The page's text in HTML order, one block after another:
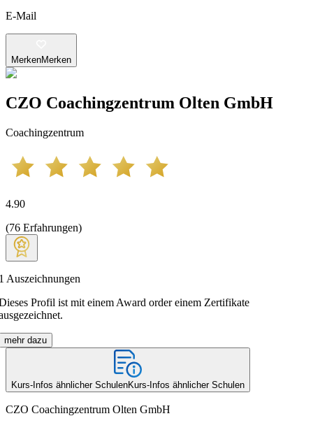
E-Mail
MerkenMerken
CZO Coachingzentrum Olten GmbH
Coachingzentrum
4.90
(76 Erfahrungen)
Auszeichnungen
Profil ist mit einem Award order einem Zertifikate
mehr dazu
Kurs-Infos ähnlicher SchulenKurs-Infos ähnlicher Schulen
CZO Coachingzentrum Olten GmbH